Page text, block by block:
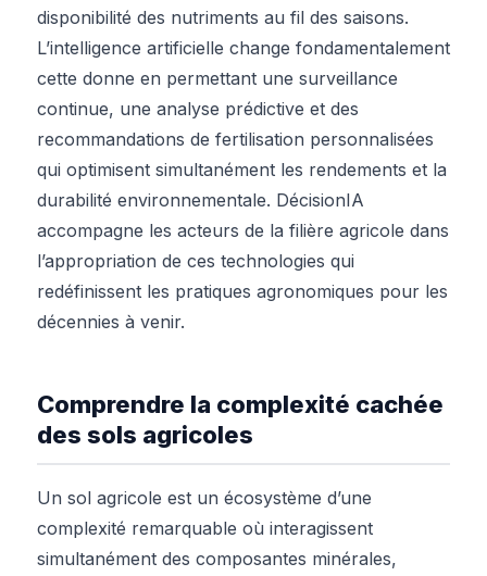
disponibilité des nutriments au fil des saisons.
L’intelligence artificielle change fondamentalement
cette donne en permettant une surveillance
continue, une analyse prédictive et des
recommandations de fertilisation personnalisées
qui optimisent simultanément les rendements et la
durabilité environnementale. DécisionIA
accompagne les acteurs de la filière agricole dans
l’appropriation de ces technologies qui
redéfinissent les pratiques agronomiques pour les
décennies à venir.
Comprendre la complexité cachée
des sols agricoles
Un sol agricole est un écosystème d’une
complexité remarquable où interagissent
simultanément des composantes minérales,